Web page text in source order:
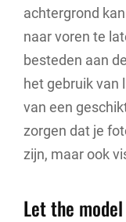
achtergrond
naar voren te
besteden aan
het gebruik van
van een
zorgen dat je
zijn, maar ook
Let the